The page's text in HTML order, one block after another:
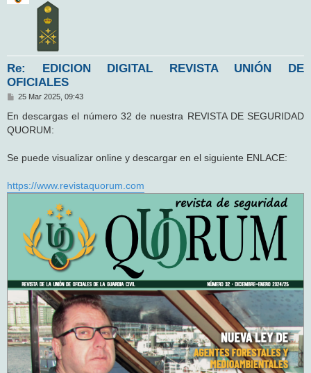
Re: EDICION DIGITAL REVISTA UNIÓN DE
OFICIALES
M
n
a
25 Mar 2025, 09:43
En descargas el número 32 de nuestra REVISTA DE SEGURIDAD
QUORUM:
Se puede visualizar online y descargar en el siguiente ENLACE:
https://www.revistaquorum.com